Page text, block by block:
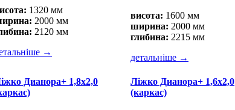
1320 мм
2000 мм
2120 мм
→
висота: 1600 мм
ширина: 2000 мм
глибина: 2215 мм
детальніше →
Дианора+ 1,8х2,0
Ліжко Дианора+ 1,6х2,0
(каркас)